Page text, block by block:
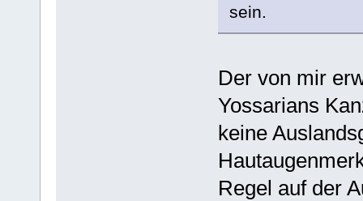
sein.
Der von mir
Yossarians
keine
Regel auf der